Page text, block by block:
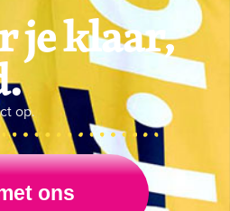
je klaar,
op.
ons